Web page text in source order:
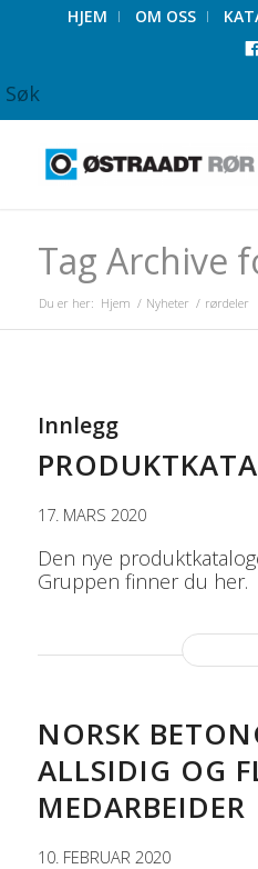
HJEM OM OSS
Tag Archive
Du er her: Hjem / Nyheter / rørdeler
Innlegg
17. MARS 2020
Den nye
Gruppen finner du her.
NORSK
ALLSIDIG OG
MEDARBEIDER
10. FEBRUAR 2020